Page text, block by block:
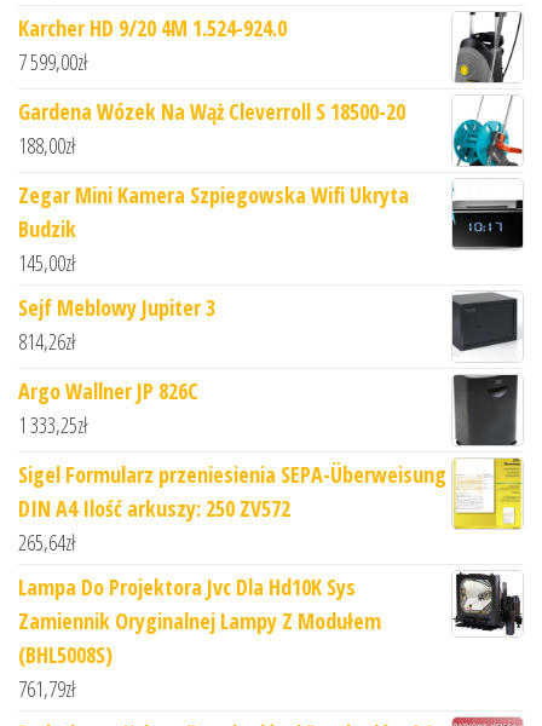
Karcher HD 9/20 4M 1.524-924.0
7 599,00zł
Gardena Wózek Na Wąż Cleverroll S 18500-20
188,00zł
Zegar Mini Kamera Szpiegowska Wifi Ukryta
Budzik
145,00zł
Sejf Meblowy Jupiter 3
814,26zł
Argo Wallner JP 826C
1 333,25zł
Sigel Formularz przeniesienia SEPA-Überweisung
DIN A4 Ilość arkuszy: 250 ZV572
265,64zł
Lampa Do Projektora Jvc Dla Hd10K Sys
Zamiennik Oryginalnej Lampy Z Modułem
(BHL5008S)
761,79zł